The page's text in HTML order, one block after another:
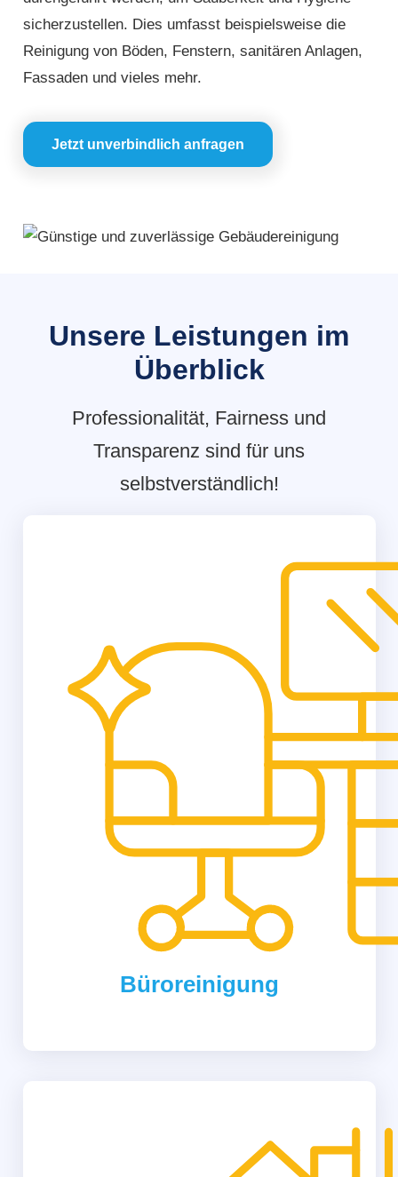
sicherzustellen. Dies umfasst beispielsweise die
Reinigung von Böden, Fenstern, sanitären Anlagen,
Fassaden und vieles mehr.
Jetzt unverbindlich anfragen
Unsere Leistungen im
Überblick
Professionalität, Fairness und
Transparenz sind für uns
selbstverständlich!
Büroreinigung